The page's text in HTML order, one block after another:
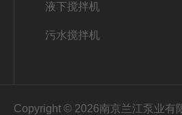
液下搅拌机
污水搅拌机
Copyright © 2026南京兰江泵业